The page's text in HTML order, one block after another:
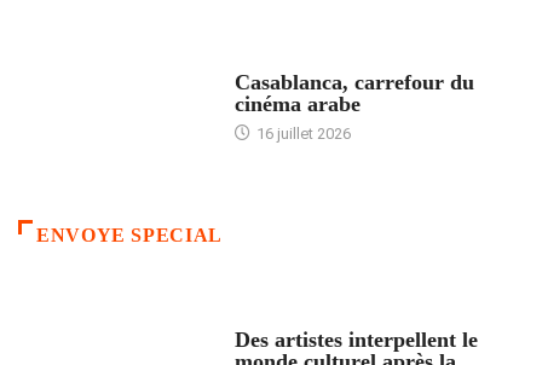
Casablanca, carrefour du
cinéma arabe
16 juillet 2026
ENVOYE SPECIAL
Des artistes interpellent le